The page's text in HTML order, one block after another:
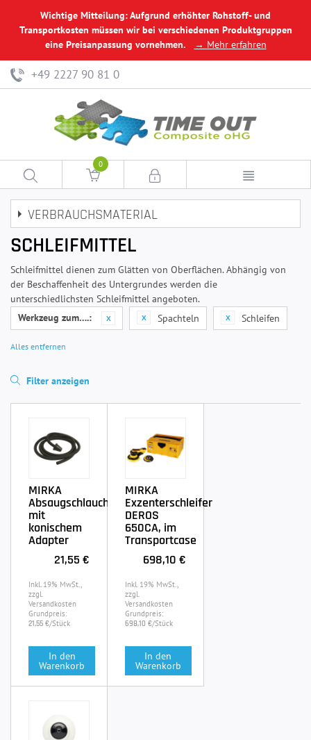
Wichtige Mitteilung: Aufgrund erhöhter Rohstoff- und
Transportkosten müssen wir bei verschiedenen Produktgruppen
eine Preisanpassung vornehmen.
→ Mehr erfahren
+49 2227 90 81 0
0
VERBRAUCHSMATERIAL
SCHLEIFMITTEL
Schleifmittel dienen zum Glätten von Oberflächen. Abhängig von
der Beschaffenheit des Untergrundes werden die
unterschiedlichsten Schleifmittel angeboten.
Werkzeug zum….:
Spachteln Schleifen
Alles entfernen
Filter anzeigen
MIRKA
Absaugschlauch
mit
konischem
Adapter
21,55 €
Inkl. 19% MwSt.,
zzgl.
Versandkosten
Grundpreis:
21,55 €/Stück
In den
Warenkorb
MIRKA
Exzenterschleifer
DEROS
650CA, im
Transportcase
698,10 €
Inkl. 19% MwSt.,
zzgl.
Versandkosten
Grundpreis:
698,10 €/Stück
In den
Warenkorb